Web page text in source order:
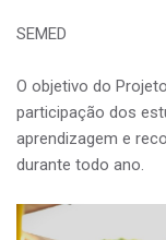
SEMED
O objetivo do
participação dos
aprendizagem e
durante todo ano.